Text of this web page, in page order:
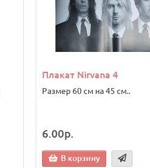
Плакат Nirvana 4
Размер 60 см на 45 см..
6.00р.
В корзину